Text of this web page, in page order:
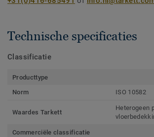
Technische specificaties
Classificatie
Producttype
Norm
ISO 10582
Waardes Tarkett
Heterogeen
Commerciële classificatie